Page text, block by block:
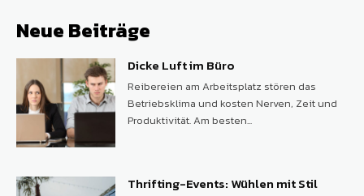
Neue Beiträge
Dicke Luft im Büro
Reibereien am Arbeitsplatz stören das
Betriebsklima und kosten Nerven, Zeit und
Produktivität. Am besten...
Thrifting-Events: Wühlen mit Stil